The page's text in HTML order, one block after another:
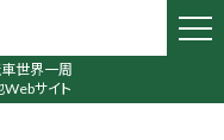
世界一周
Webサイト